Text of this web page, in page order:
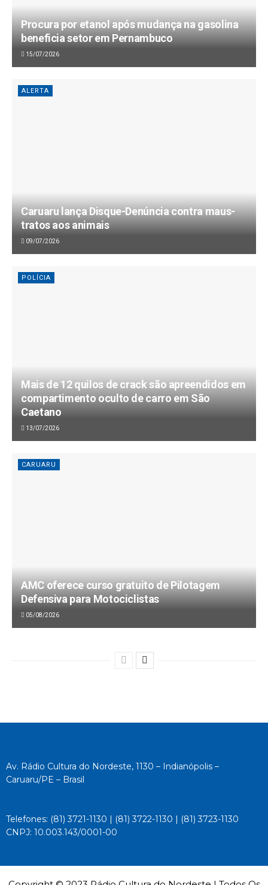
Procura por etanol após mudança na gasolina
beneficia setor em Pernambuco
15/07/2026
ALERTA
Caruaru lança Disque-Denúncia contra maus-
tratos aos animais
09/07/2026
POLÍCIA
Mais de 12 quilos de crack são apreendidos em
compartimento oculto de carro em São
Caetano
13/07/2026
CARUARU
AMC oferece curso gratuito de Pilotagem
Defensiva para Motociclistas
05/08/2026
Av. Rádio Cultura do Nordeste, 1130 – Indianópolis –
Caruaru/PE – Brasil
Telefones: (81) 3721-1130 | (81) 3722-1130 | (81) 3723-1130
CNPJ: 10.003.143/0001-00